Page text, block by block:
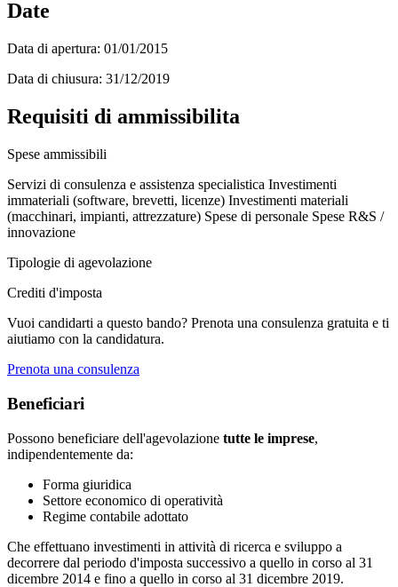
Date
Data di apertura: 01/01/2015
Data di chiusura: 31/12/2019
Requisiti di ammissibilita
Spese ammissibili
Servizi di consulenza e assistenza specialistica Investimenti
immateriali (software, brevetti, licenze) Investimenti materiali
(macchinari, impianti, attrezzature) Spese di personale Spese R&S /
innovazione
Tipologie di agevolazione
Crediti d'imposta
Vuoi candidarti a questo bando? Prenota una consulenza gratuita e ti
aiutiamo con la candidatura.
Prenota una consulenza
Beneficiari
Possono beneficiare dell'agevolazione tutte le imprese,
indipendentemente da:
Forma giuridica
Settore economico di operatività
Regime contabile adottato
Che effettuano investimenti in attività di ricerca e sviluppo a
decorrere dal periodo d'imposta successivo a quello in corso al 31
dicembre 2014 e fino a quello in corso al 31 dicembre 2019.